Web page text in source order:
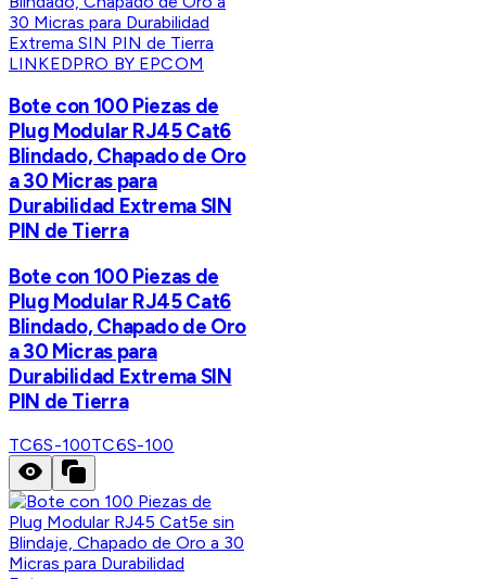
LINKEDPRO BY EPCOM
Bote con 100 Piezas de
Plug Modular RJ45 Cat6
Blindado, Chapado de Oro
a 30 Micras para
Durabilidad Extrema SIN
PIN de Tierra
Bote con 100 Piezas de
Plug Modular RJ45 Cat6
Blindado, Chapado de Oro
a 30 Micras para
Durabilidad Extrema SIN
PIN de Tierra
TC6S-100TC6S-100